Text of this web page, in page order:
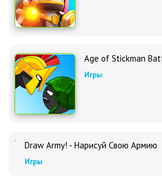
Age of Stickman
Игры
Draw Army! - Нарисуй Свою Армию
Игры